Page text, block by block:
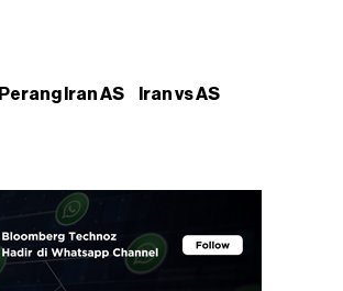
Perang Iran AS Iran vs AS